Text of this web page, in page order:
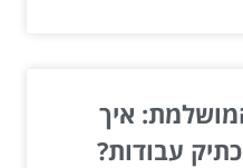
איך
עבודות?